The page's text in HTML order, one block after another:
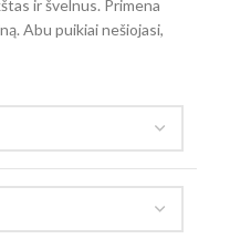
ir švelnus. Primena
Abu puikiai nešiojasi,